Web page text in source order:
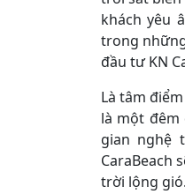
khách yêu
trong
đầu tư KN
Là tâm
là một
gian nghệ
CaraBeach
trời lộng gió.